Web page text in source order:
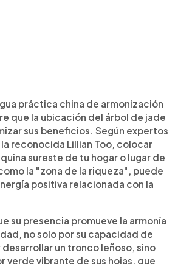
práctica china de armonización
que la ubicación del árbol de jade
sus beneficios. Según expertos
la reconocida Lillian Too, colocar
sureste de tu hogar o lugar de
la "zona de la riqueza", puede
positiva relacionada con la
su presencia promueve la armonía
no solo por su capacidad de
desarrollar un tronco leñoso, sino
verde vibrante de sus hojas, que